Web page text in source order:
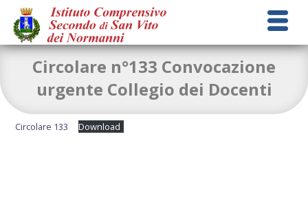
Circolare n°133 Convocazione
urgente Collegio dei Docenti
Circolare 133 Download